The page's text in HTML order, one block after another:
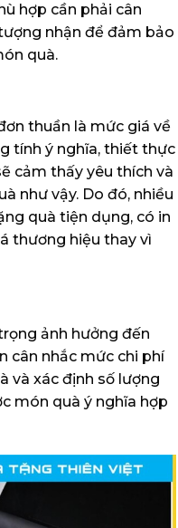
hợp cần phải cân
nhận để đảm bảo
quà.
thuần là mức giá về
tính ý nghĩa, thiết thực
cảm thấy yêu thích và
như vậy. Do đó, nhiều
quà tiện dụng, có in
thương hiệu thay vì
ảnh hưởng đến
cân nhắc mức chi phí
và xác định số lượng
món quà ý nghĩa hợp